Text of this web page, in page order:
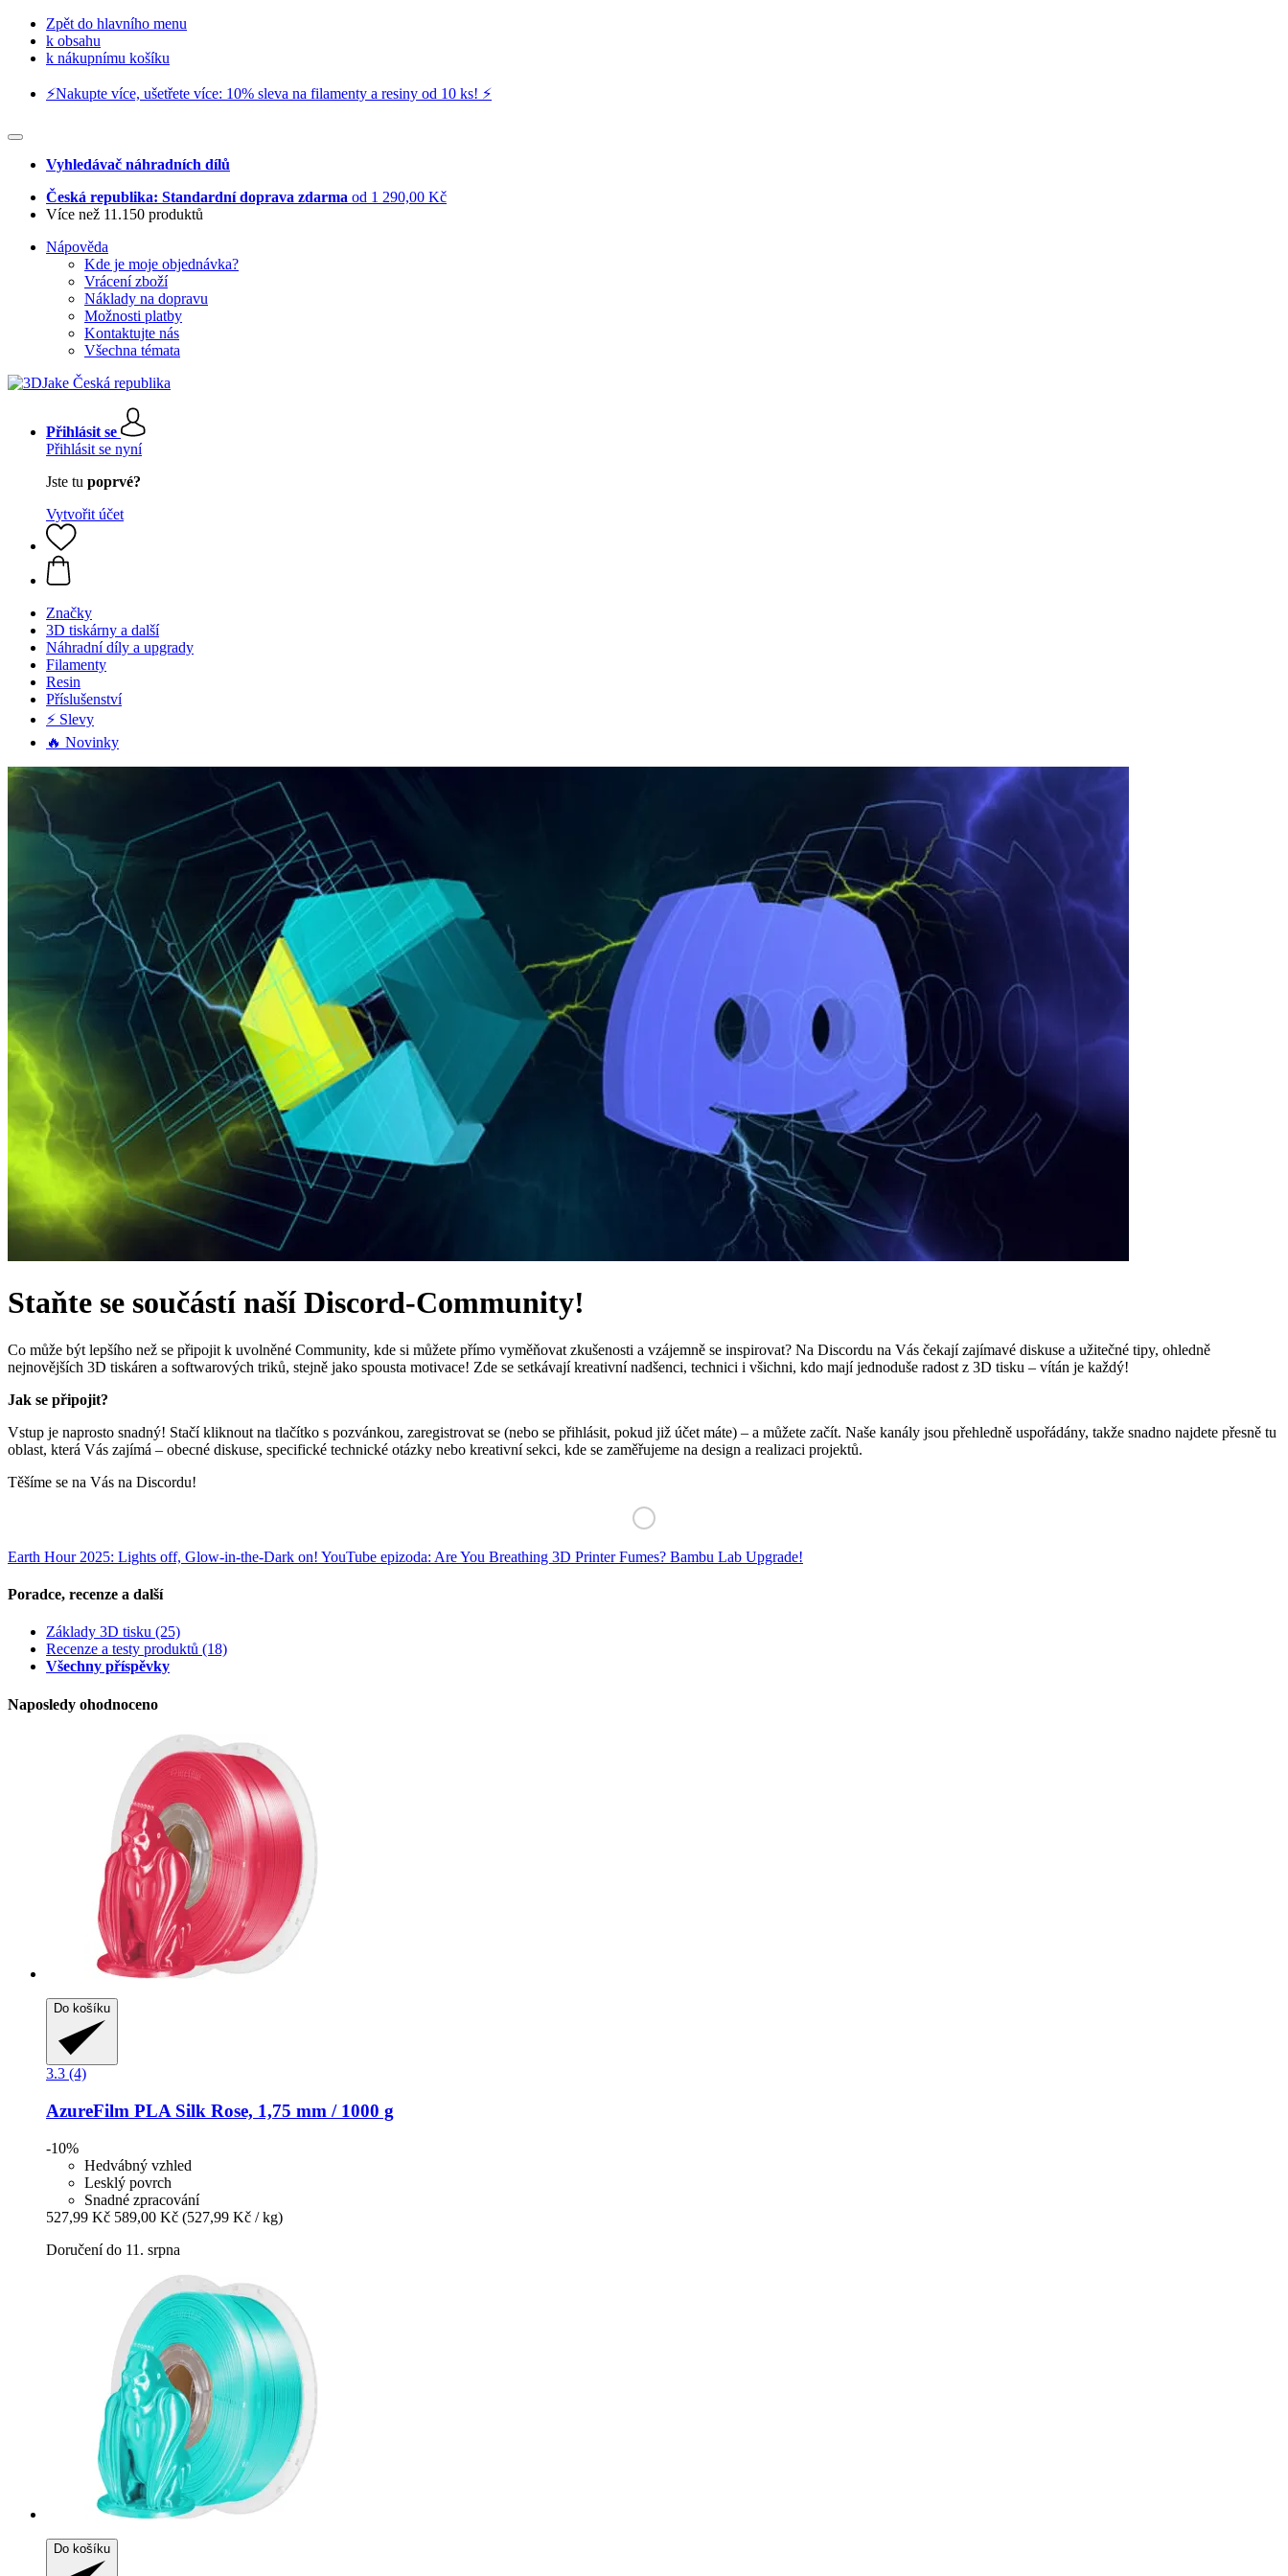
Zpět do hlavního menu
k obsahu
k nákupnímu košíku
⚡️Nakupte více, ušetřete více: 10% sleva na filamenty a resiny od 10 ks! ⚡️
Vyhledávač náhradních dílů
Česká republika: Standardní doprava zdarma od 1 290,00 Kč
Více než 11.150 produktů
Nápověda
Kde je moje objednávka?
Vrácení zboží
Náklady na dopravu
Možnosti platby
Kontaktujte nás
Všechna témata
Přihlásit se
Přihlásit se nyní
Jste tu poprvé?
Vytvořit účet
Značky
3D tiskárny a další
Náhradní díly a upgrady
Filamenty
Resin
Příslušenství
⚡ Slevy
🔥 Novinky
Staňte se součástí naší Discord-Community!
Co může být lepšího než se připojit k uvolněné Community, kde si můžete přímo vyměňovat zkušenosti a vzájemně se inspirovat? Na Discordu na Vás čekají zajímavé diskuse a užitečné tipy, ohledně
nejnovějších 3D tiskáren a softwarových triků, stejně jako spousta motivace! Zde se setkávají kreativní nadšenci, technici i všichni, kdo mají jednoduše radost z 3D tisku – vítán je každý!
Jak se připojit?
Vstup je naprosto snadný! Stačí kliknout na tlačítko s pozvánkou, zaregistrovat se (nebo se přihlásit, pokud již účet máte) – a můžete začít. Naše kanály jsou přehledně uspořádány, takže snadno najdete přesně tu
oblast, která Vás zajímá – obecné diskuse, specifické technické otázky nebo kreativní sekci, kde se zaměřujeme na design a realizaci projektů.
Těšíme se na Vás na Discordu!
Earth Hour 2025: Lights off, Glow-in-the-Dark on! YouTube epizoda: Are You Breathing 3D Printer Fumes? Bambu Lab Upgrade!
Poradce, recenze a další
Základy 3D tisku (25)
Recenze a testy produktů (18)
Všechny příspěvky
Naposledy ohodnoceno
Do košíku
3.3 (4)
AzureFilm PLA Silk Rose, 1,75 mm / 1000 g
-10%
Hedvábný vzhled
Lesklý povrch
Snadné zpracování
527,99 Kč 589,00 Kč (527,99 Kč / kg)
Doručení do 11. srpna
Do košíku